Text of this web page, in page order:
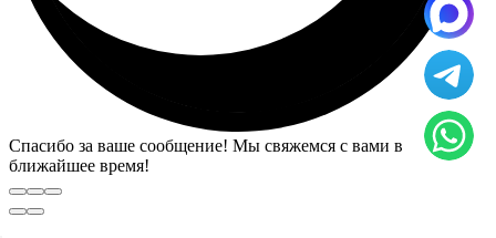
Спасибо за ваше сообщение! Мы свяжемся с вами в
ближайшее время!